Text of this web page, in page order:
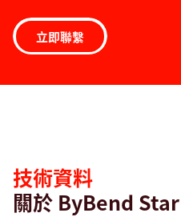
立即聯繫
技術資料
關於 ByBend